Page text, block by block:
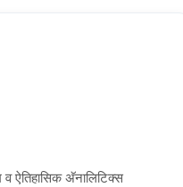
ऐतिहासिक अ‍ॅनालिटिक्स